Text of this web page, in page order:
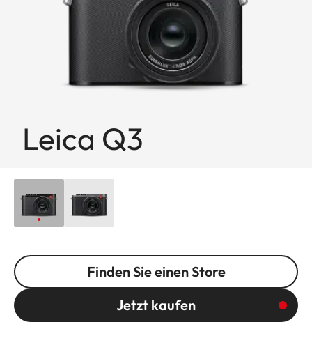
Leica Q3
Finden Sie einen Store
Jetzt kaufen